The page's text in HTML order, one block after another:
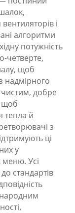
і
алгоритми
потужність
четверте,
щоб
надмірного
добре
щоб
тепла й
з
ці
у
меню. Усі
стандартів